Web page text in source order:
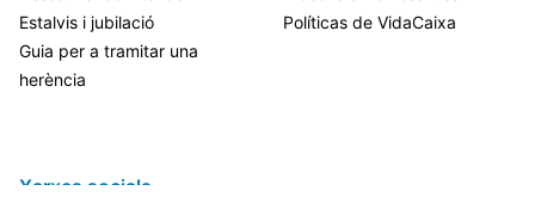
Estalvis i jubilació
Guia per a tramitar una
herència
Políticas de VidaCaixa
Xarxes socials